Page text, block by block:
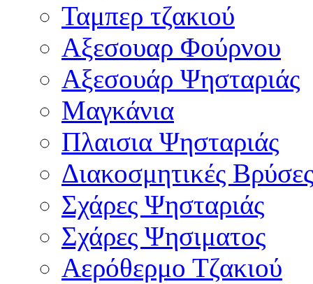
Ταμπερ τζακιού
Αξεσουαρ Φούρνου
Αξεσουάρ Ψησταριάς
Μαγκάνια
Πλαισια Ψησταριάς
Διακοσμητικές Βρύσες
Σχάρες Ψησταριάς
Σχάρες Ψησιματος
Αερόθερμο Τζακιού